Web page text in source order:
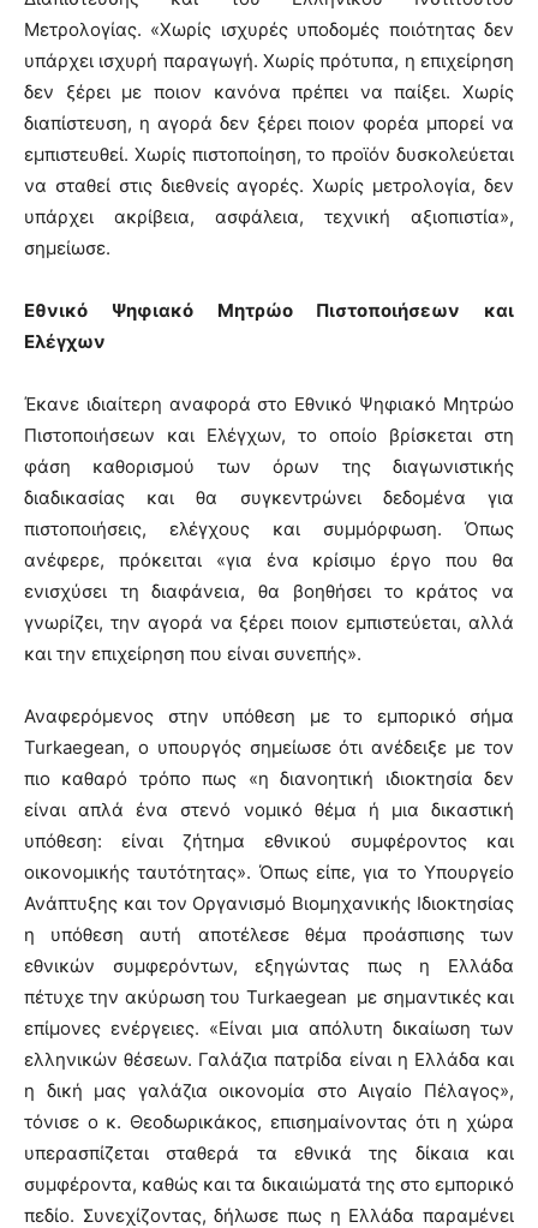
Μετρολογίας. «Χωρίς ισχυρές υποδομές ποιότητας δεν
υπάρχει ισχυρή παραγωγή. Χωρίς πρότυπα, η επιχείρηση
δεν ξέρει με ποιον κανόνα πρέπει να παίξει. Χωρίς
διαπίστευση, η αγορά δεν ξέρει ποιον φορέα μπορεί να
εμπιστευθεί. Χωρίς πιστοποίηση, το προϊόν δυσκολεύεται
να σταθεί στις διεθνείς αγορές. Χωρίς μετρολογία, δεν
υπάρχει ακρίβεια, ασφάλεια, τεχνική αξιοπιστία»,
σημείωσε.
Εθνικό Ψηφιακό Μητρώο Πιστοποιήσεων και
Ελέγχων
Έκανε ιδιαίτερη αναφορά στο Εθνικό Ψηφιακό Μητρώο
Πιστοποιήσεων και Ελέγχων, το οποίο βρίσκεται στη
φάση καθορισμού των όρων της διαγωνιστικής
διαδικασίας και θα συγκεντρώνει δεδομένα για
πιστοποιήσεις, ελέγχους και συμμόρφωση. Όπως
ανέφερε, πρόκειται «για ένα κρίσιμο έργο που θα
ενισχύσει τη διαφάνεια, θα βοηθήσει το κράτος να
γνωρίζει, την αγορά να ξέρει ποιον εμπιστεύεται, αλλά
και την επιχείρηση που είναι συνεπής».
Αναφερόμενος στην υπόθεση με το εμπορικό σήμα
Turkaegean, ο υπουργός σημείωσε ότι ανέδειξε με τον
πιο καθαρό τρόπο πως «η διανοητική ιδιοκτησία δεν
είναι απλά ένα στενό νομικό θέμα ή μια δικαστική
υπόθεση: είναι ζήτημα εθνικού συμφέροντος και
οικονομικής ταυτότητας». Όπως είπε, για το Υπουργείο
Ανάπτυξης και τον Οργανισμό Βιομηχανικής Ιδιοκτησίας
η υπόθεση αυτή αποτέλεσε θέμα προάσπισης των
εθνικών συμφερόντων, εξηγώντας πως η Ελλάδα
πέτυχε την ακύρωση του Turkaegean με σημαντικές και
επίμονες ενέργειες. «Είναι μια απόλυτη δικαίωση των
ελληνικών θέσεων. Γαλάζια πατρίδα είναι η Ελλάδα και
η δική μας γαλάζια οικονομία στο Αιγαίο Πέλαγος»,
τόνισε ο κ. Θεοδωρικάκος, επισημαίνοντας ότι η χώρα
υπερασπίζεται σταθερά τα εθνικά της δίκαια και
συμφέροντα, καθώς και τα δικαιώματά της στο εμπορικό
πεδίο. Συνεχίζοντας, δήλωσε πως η Ελλάδα παραμένει